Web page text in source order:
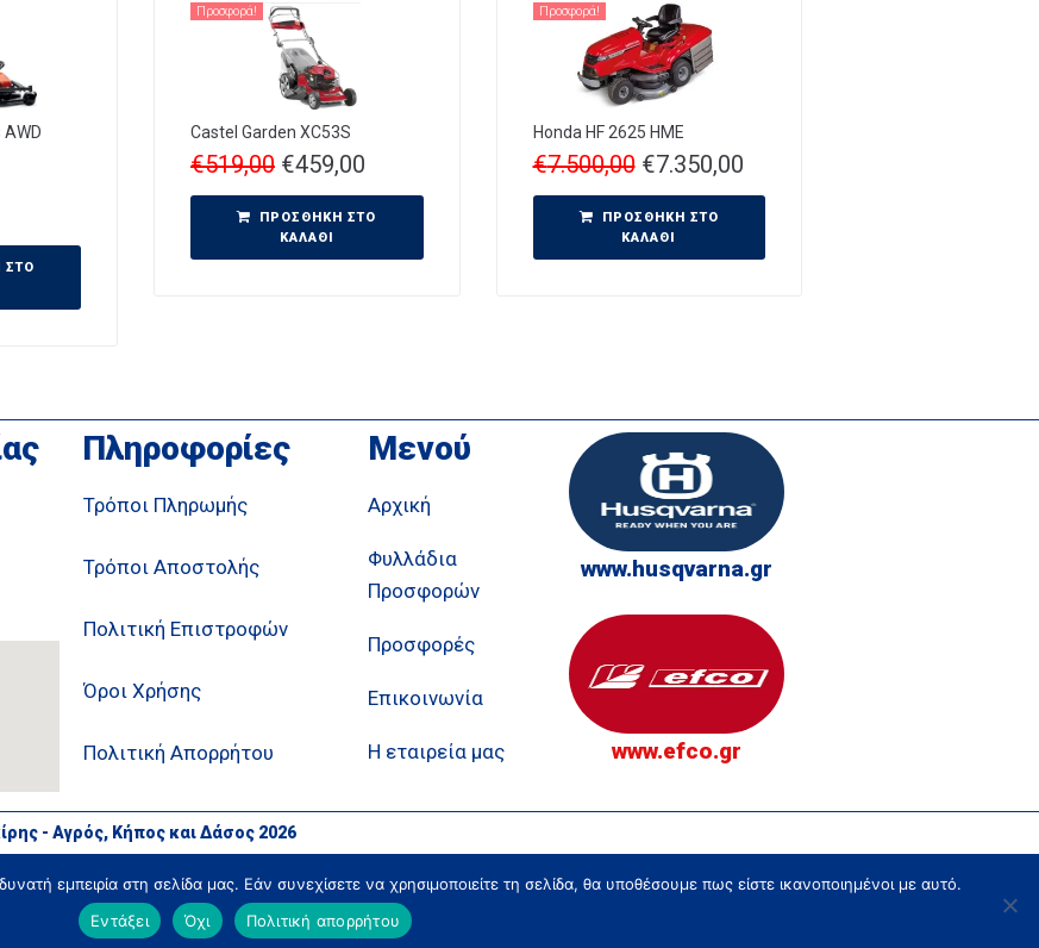
ΣΤΟ
Προσφορά!
Castel Garden XC53S
€519,00 €459,00
ΠΡΟΣΘΉΚΗ ΣΤΟ
ΚΑΛΆΘΙ
Προσφορά!
Honda HF 2625 HME
€7.500,00 €7.350,00
ΠΡΟΣΘΉΚΗ ΣΤΟ
ΚΑΛΆΘΙ
Πληροφορίες
Τρόποι Πληρωμής
Τρόποι Αποστολής
Πολιτική Επιστροφών
Όροι Χρήσης
Πολιτική Απορρήτου
Μενού
Αρχική
Φυλλάδια
Προσφορών
Προσφορές
Επικοινωνία
Η εταιρεία μας
www.husqvarna.gr
www.efco.gr
- Αγρός, Κήπος και Δάσος 2026
εμπειρία στη σελίδα μας. Εάν συνεχίσετε να χρησιμοποιείτε τη σελίδα, θα υποθέσουμε πως είστε ικανοποιημένοι με αυτό.
Εντάξει
Όχι Πολιτική απορρήτου